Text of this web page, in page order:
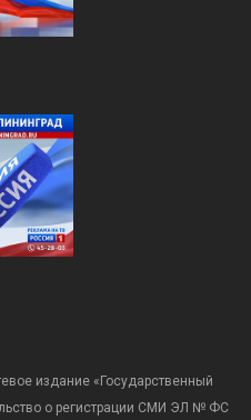
издание «Государственный
о регистрации СМИ ЭЛ № ФС